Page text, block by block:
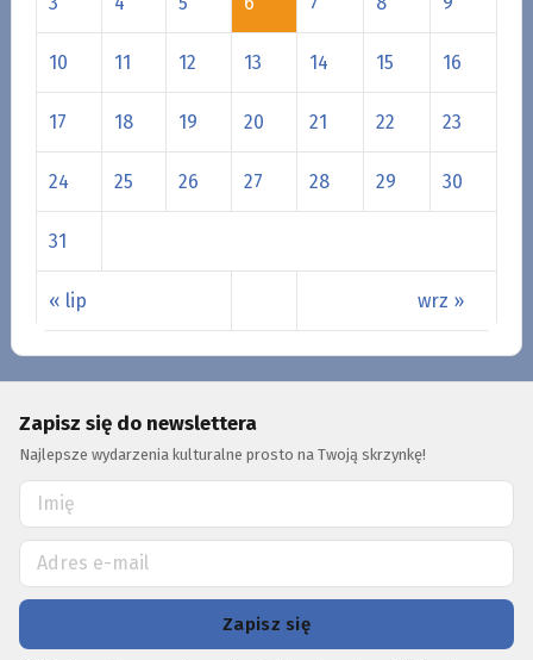
« lip wrz »
10 11 12 13 14 15 16
17 18 19 20 21 22 23
24 25 26 27 28 29 30
31
Zapisz się do newslettera
Najlepsze wydarzenia kulturalne prosto na Twoją skrzynkę!
Zapisz się